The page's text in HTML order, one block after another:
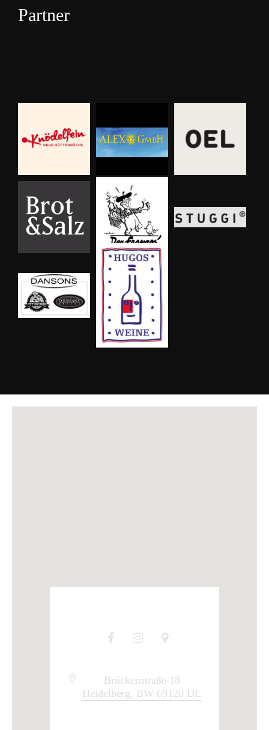
Partner
Brückenstraße 18
Heidelberg, BW 69120 DE